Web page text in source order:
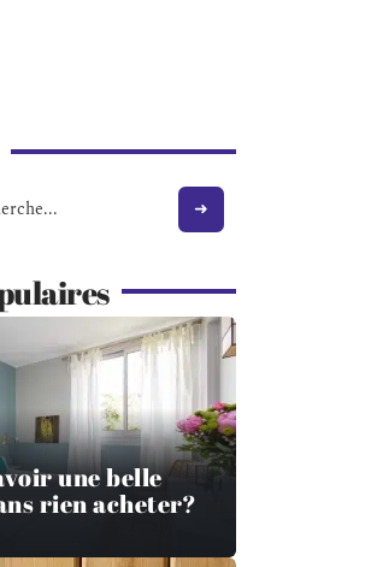
une belle
rien acheter?